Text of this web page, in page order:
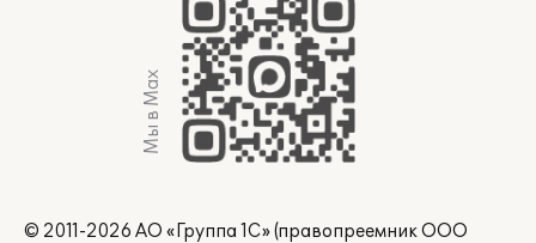
Мы в Max
© 2011-2026 АО «Группа 1С» (правопреемник ООО